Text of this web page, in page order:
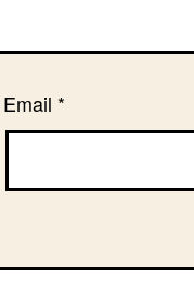
Email *